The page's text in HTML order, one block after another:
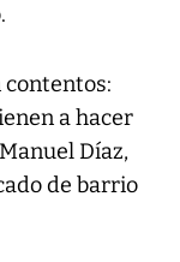
contentos:
a hacer
Díaz,
de barrio